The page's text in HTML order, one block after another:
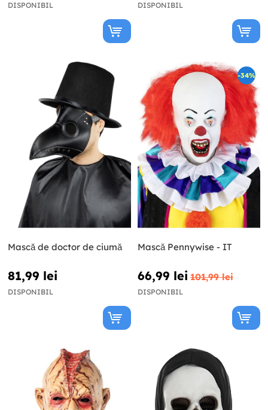
DISPONIBIL DISPONIBIL
Mască de doctor de ciumă
81,99 lei
DISPONIBIL
-34%
Mască Pennywise - IT
66,99 lei 101,99 lei
DISPONIBIL